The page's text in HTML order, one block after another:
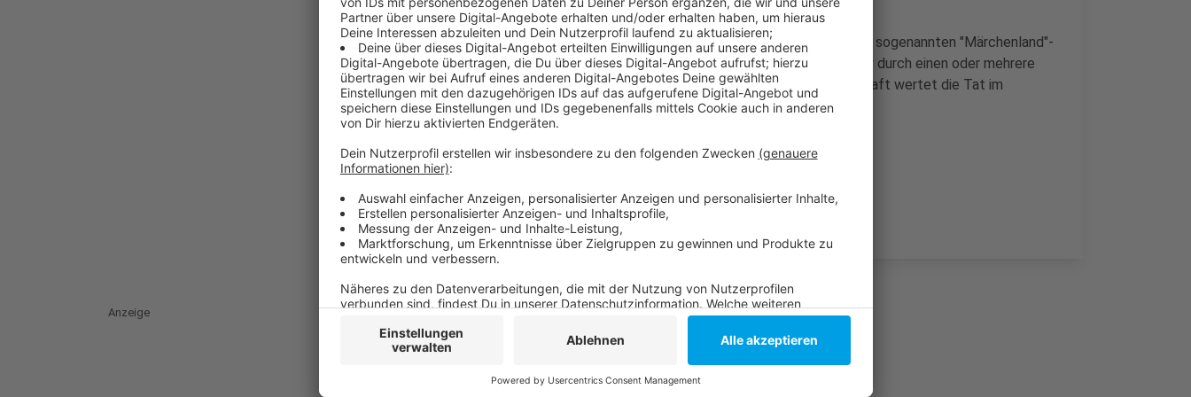
Hier hatten Zeugen einen Mann mit schweren Verletzungen in der sogenannten "Märchenland"-
Siedlung aufgefunden. Die Polizei geht davon aus, dass das Opfer durch einen oder mehrere
Tätern massiv attackiert worden sein muss. Die Staatsanwaltschaft wertet die Tat im
Moment als versuchtes Tötungsdelikt.
Anzeige